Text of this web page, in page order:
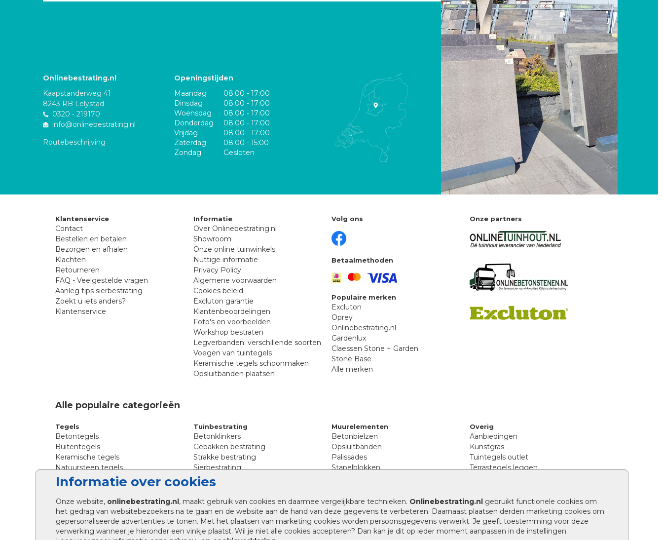
Informatie over cookies
Onze website, onlinebestrating.nl, maakt gebruik van cookies en daarmee vergelijkbare technieken. Onlinebestrating.nl gebruikt functionele cookies om
het gedrag van websitebezoekers na te gaan en de website aan de hand van deze gegevens te verbeteren. Daarnaast plaatsen derden marketing cookies om
gepersonaliseerde advertenties te tonen. Met het plaatsen van marketing cookies worden persoonsgegevens verwerkt. Je geeft toestemming voor deze
verwerking wanneer je hieronder een vinkje plaatst. Wil je niet alle cookies accepteren? Dan kan je dit op ieder moment aanpassen in de instellingen.
Onlinebestrating.nl
Kaapstanderweg 41
8243 RB Lelystad
0320 - 219170
info@onlinebestrating.nl
Routebeschrijving
Openingstijden
Maandag
08:00 - 17:00
Dinsdag
08:00 - 17:00
Woensdag
08:00 - 17:00
Donderdag
08:00 - 17:00
Vrijdag
08:00 - 17:00
Zaterdag
08:00 - 15:00
Zondag
Gesloten
Klantenservice
Contact
Bestellen en betalen
Bezorgen en afhalen
Klachten
Retourneren
FAQ - Veelgestelde vragen
Aanleg tips sierbestrating
Zoekt u iets anders?
Klantenservice
Informatie
Over Onlinebestrating.nl
Showroom
Onze online tuinwinkels
Nuttige informatie
Privacy Policy
Algemene voorwaarden
Cookies beleid
Excluton garantie
Klantenbeoordelingen
Foto's en voorbeelden
Workshop bestraten
Legverbanden: verschillende soorten
Voegen van tuintegels
Keramische tegels schoonmaken
Opsluitbanden plaatsen
Volg ons
Betaalmethoden
Populaire merken
Excluton
Oprey
Onlinebestrating.nl
Gardenlux
Claessen Stone + Garden
Stone Base
Alle merken
Onze partners
Alle populaire categorieën
Tegels
Betontegels
Buitentegels
Keramische tegels
Natuursteen tegels
Siertegels
Stoeptegels
Straattegels
Terrastegels
Tuintegels
Tuinbestrating
Betonklinkers
Gebakken bestrating
Strakke bestrating
Sierbestrating
Straatklinkers
Straatstenen
Trommelstenen
Tuinstenen
Waalformaat
Wildverband bestrating
Muurelementen
Betonbielzen
Opsluitbanden
Palissades
Stapelblokken
Afwatering en diversen
Beplantings en betonelementen
Split, grind en zand
Oprit tegels
Overig
Aanbiedingen
Kunstgras
Tuintegels outlet
Terrastegels leggen
Legpatronen betonstenen
Hoe betonstenen onderhouden
Aanlegtips voor betonstenen
Verschil betontegels en keramische